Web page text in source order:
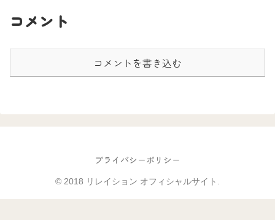
コメント
コメントを書き込む
プライバシーポリシー
© 2018 リレイション オフィシャルサイト.